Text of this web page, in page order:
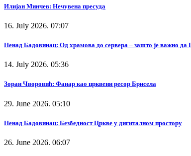
Илијан Минчев: Нечувена пресуда
16. July 2026. 07:07
Ненад Бадовинац: Од храмова до сервера – зашто је важно да
14. July 2026. 05:36
Зоран Чворовић: Фанар као црквени ресор Брисела
29. June 2026. 05:10
Ненад Бадовинац: Безбедност Цркве у дигиталном простору
26. June 2026. 06:07